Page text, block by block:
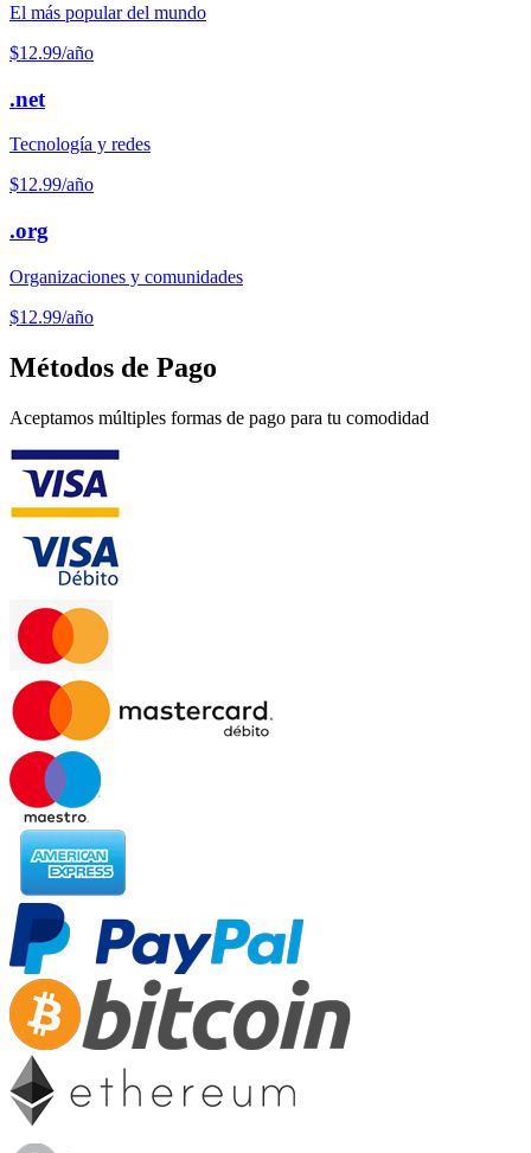
El más popular del mundo
$12.99/año
.net
Tecnología y redes
$12.99/año
.org
Organizaciones y comunidades
$12.99/año
Métodos de Pago
Aceptamos múltiples formas de pago para tu comodidad